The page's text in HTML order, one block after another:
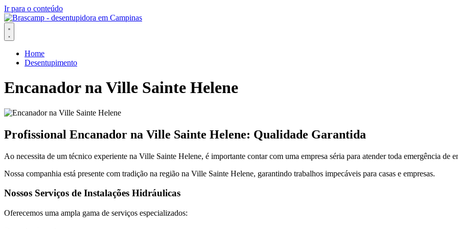
Ir para o conteúdo
Home
Desentupimento
Encanador na Ville Sainte Helene
Profissional Encanador na Ville Sainte Helene: Qualidade Garantida
Ao necessita de um técnico experiente na Ville Sainte Helene, é importante contar com uma empresa séria para atender toda emergência de
Nossa companhia está presente com tradição na região na Ville Sainte Helene, garantindo trabalhos impecáveis para casas e empresas.
Nossos Serviços de Instalações Hidráulicas
Oferecemos uma ampla gama de serviços especializados: